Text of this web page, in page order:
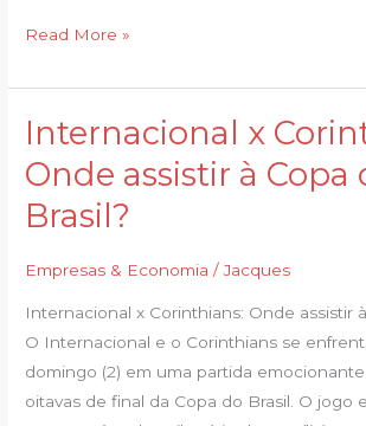
Read More »
Internacional x
Onde assistir à Copa
Brasil?
Empresas & Economia /Jacques
Internacional x Corinthians: Onde assistir
O Internacional e o Corinthians se
domingo (2) em uma partida
oitavas de final da Copa do Brasil. O jogo
Internacional
Corinthians:
Onde
à
Brasil?